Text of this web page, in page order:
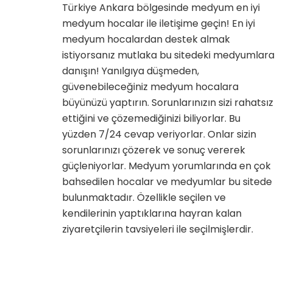
En
iyi
medyum
hocalar
için
Türkiye Ankara bölgesinde medyum en iyi
medyum hocalar ile iletişime geçin! En iyi
medyum hocalardan destek almak
istiyorsanız mutlaka bu sitedeki medyumlara
danışın! Yanılgıya düşmeden,
güvenebileceğiniz medyum hocalara
büyünüzü yaptırın. Sorunlarınızın sizi rahatsız
ettiğini ve çözemediğinizi biliyorlar. Bu
yüzden 7/24 cevap veriyorlar. Onlar sizin
sorunlarınızı çözerek ve sonuç vererek
güçleniyorlar. Medyum yorumlarında en çok
bahsedilen hocalar ve medyumlar bu sitede
bulunmaktadır. Özellikle seçilen ve
kendilerinin yaptıklarına hayran kalan
ziyaretçilerin tavsiyeleri ile seçilmişlerdir.